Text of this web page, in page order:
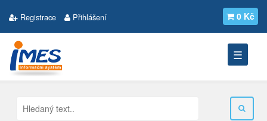
Registrace Přihlášení 0 Kč
☰